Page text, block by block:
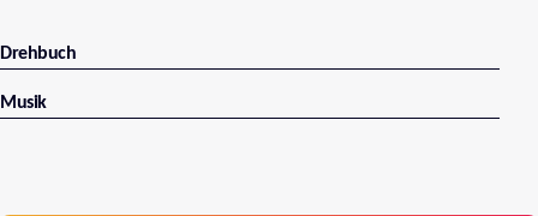
Drehbuch
Musik